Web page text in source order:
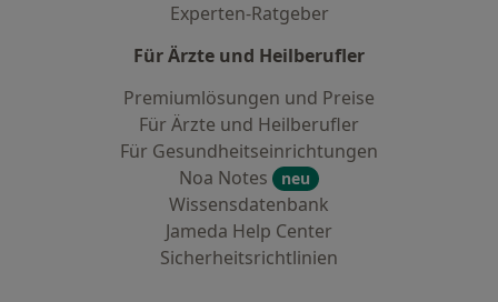
Experten-Ratgeber
Für Ärzte und Heilberufler
Premiumlösungen und Preise
Für Ärzte und Heilberufler
Für Gesundheitseinrichtungen
Noa Notes
neu
Wissensdatenbank
Jameda Help Center
Sicherheitsrichtlinien